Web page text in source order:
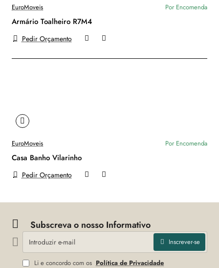
EuroMoveis Por Encomenda
Armário Toalheiro R7M4
Pedir Orçamento
EuroMoveis Por Encomenda
Casa Banho Vilarinho
Pedir Orçamento
Subscreva o nosso Informativo
Introduzir
mail
Inscrever-se
Li e concordo com os Política de Privacidade